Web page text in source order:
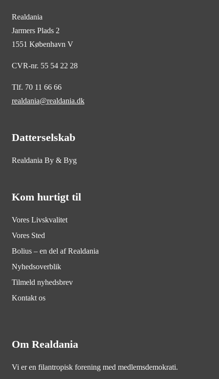
Realdania
Jarmers Plads 2
1551 København V
CVR-nr. 55 54 22 28
Tlf. 70 11 66 66
realdania@realdania.dk
Datterselskab
Realdania By & Byg
Kom hurtigt til
Vores Livskvalitet
Vores Sted
Bolius – en del af Realdania
Nyhedsoverblik
Tilmeld nyhedsbrev
Kontakt os
Om Realdania
Vi er en filantropisk forening med medlemsdemokrati.